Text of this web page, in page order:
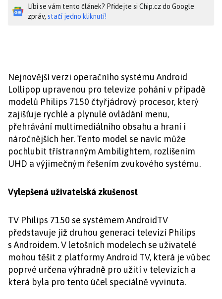
Líbí se vám tento článek? Přidejte si Chip.cz do Google
zpráv, stačí jedno kliknutí!
Nejnovější verzi operačního systému Android
Lollipop upravenou pro televize pohání v případě
modelů Philips 7150 čtyřjádrový procesor, který
zajišťuje rychlé a plynulé ovládání menu,
přehrávání multimediálního obsahu a hraní i
náročnějších her. Tento model se navíc může
pochlubit třístranným Ambilightem, rozlišením
UHD a výjimečným řešením zvukového systému.
Vylepšená uživatelská zkušenost
TV Philips 7150 se systémem AndroidTV
představuje již druhou generaci televizí Philips
s Androidem. V letošních modelech se uživatelé
mohou těšit z platformy Android TV, která je vůbec
poprvé určena výhradně pro užití v televizích a
která byla pro tento účel speciálně vyvinuta.